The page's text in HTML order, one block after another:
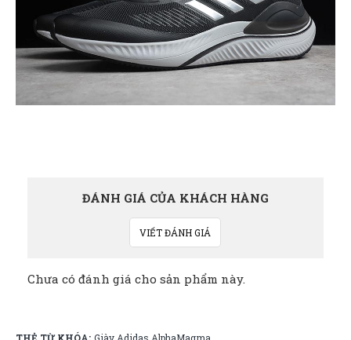
ĐÁNH GIÁ CỦA KHÁCH HÀNG
VIẾT ĐÁNH GIÁ
Chưa có đánh giá cho sản phẩm này.